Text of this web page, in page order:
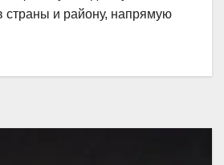
страны и району, напрямую